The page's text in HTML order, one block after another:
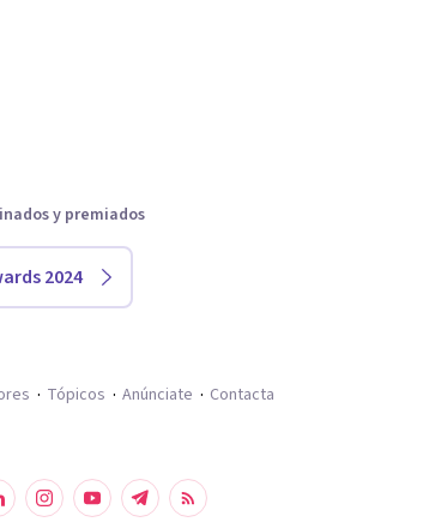
y premiados
2024
Tópicos Anúnciate Contacta